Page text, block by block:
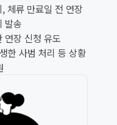
체류 만료일 전 연장
발송
연장 신청 유도
한 사범 처리 등 상황